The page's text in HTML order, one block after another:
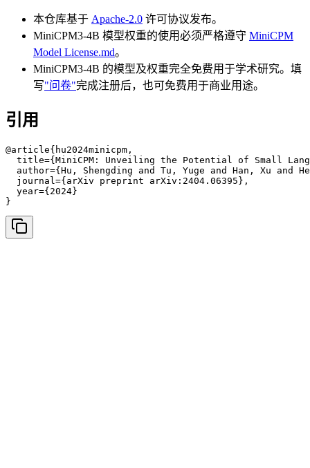
本仓库基于 Apache-2.0 许可协议发布。
MiniCPM3-4B 模型权重的使用必须严格遵守 MiniCPM
Model License.md。
MiniCPM3-4B 的模型及权重完全免费用于学术研究。填
写"问卷"完成注册后，也可免费用于商业用途。
引用
@article{hu2024minicpm,
title={MiniCPM: Unveiling the Potential of Small
author={Hu, Shengding and Tu, Yuge and Han, Xu and
  journal={arXiv preprint arXiv:2404.06395},
  year={2024}
}